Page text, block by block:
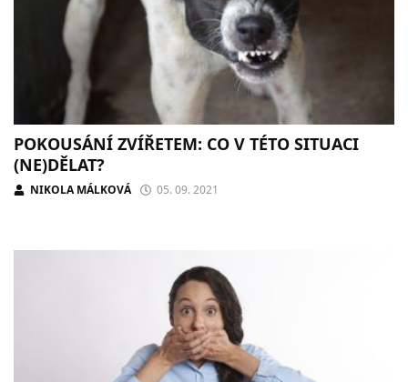
POKOUSÁNÍ ZVÍŘETEM: CO V TÉTO SITUACI
(NE)DĚLAT?
NIKOLA MÁLKOVÁ 05. 09. 2021